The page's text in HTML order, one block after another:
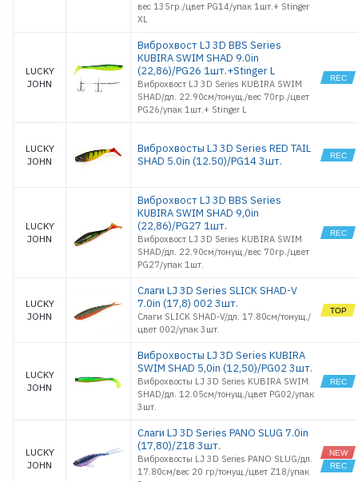
вес 135гр./цвет PG14/упак 1шт.+ Stinger
XL
LUCKY
JOHN
Виброхвост LJ 3D BBS Series
KUBIRA SWIM SHAD 9.0in
(22,86)/PG26 1шт.+Stinger L
Виброхвост LJ 3D Series KUBIRA SWIM
SHAD/дл. 22.90см/тонущ./вес 70гр./цвет
PG26/упак 1шт.+ Stinger L
LUCKY
JOHN
Виброхвосты LJ 3D Series RED TAIL
SHAD 5.0in (12.50)/PG14 3шт.
LUCKY
JOHN
Виброхвост LJ 3D BBS Series
KUBIRA SWIM SHAD 9,0in
(22,86)/PG27 1шт.
Виброхвост LJ 3D Series KUBIRA SWIM
SHAD/дл. 22.90см/тонущ./вес 70гр./цвет
PG27/упак 1шт.
LUCKY
JOHN
Слаги LJ 3D Series SLICK SHAD-V
7.0in (17,8) 002 3шт.
Слаги SLICK SHAD-V/дл. 17.80см/тонущ./
цвет 002/упак 3шт.
LUCKY
JOHN
Виброхвосты LJ 3D Series KUBIRA
SWIM SHAD 5,0in (12,50)/PG02 3шт.
Виброхвосты LJ 3D Series KUBIRA SWIM
SHAD/дл. 12.05см/тонущ./цвет PG02/упак
3шт.
LUCKY
JOHN
Слаги LJ 3D Series PANO SLUG 7.0in
(17,80)/Z18 3шт.
Виброхвосты LJ 3D Series PANO SLUG/дл.
17.80см/вес 20 гр/тонущ./цвет Z18/упак